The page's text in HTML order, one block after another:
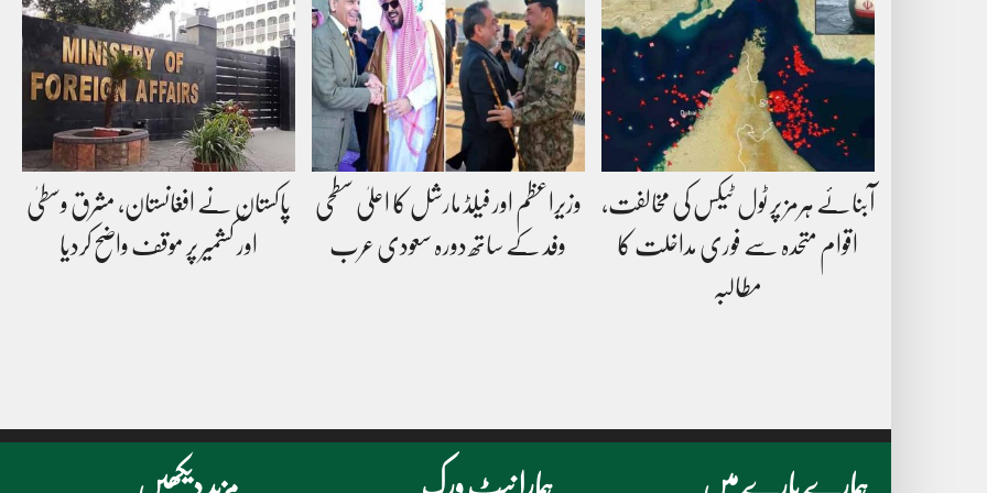
آبنائے ہرمز پر ٹول ٹیکس کی مخالفت،
اقوام متحدہ سے فوری مداخلت کا
مطالبہ
وزیراعظم اور فیلڈ مارشل کا اعلیٰ سطحی
وفد کے ساتھ دورہ سعودی عرب
پاکستان نے افغانستان، مشرق وسطیٰ
اور کشمیر پر موقف واضح کردیا
ہمارے بارے میں ہمارا نیٹ ورک مزید دیکھیں